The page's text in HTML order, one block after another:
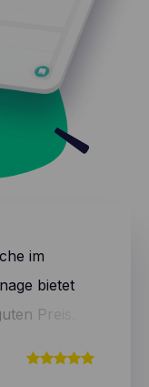
im
bietet
Preis.